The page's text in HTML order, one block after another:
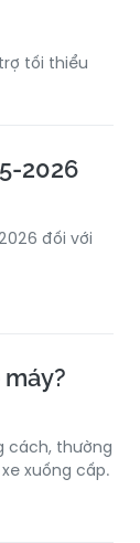
tối thiểu
2026
đối với
cách, thường
xuống cấp.